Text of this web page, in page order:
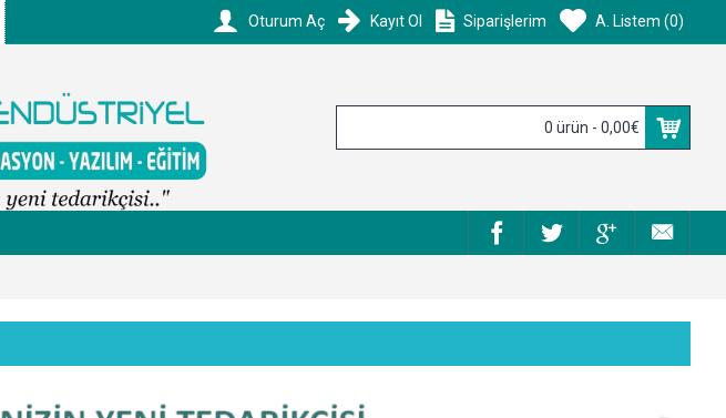
Oturum Aç Kayıt Ol Siparişlerim A. Listem (0)
0 ürün - 0,00€